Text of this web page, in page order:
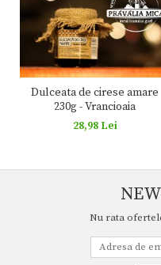
Dulceata de cirese amare
230g - Vrancioaia
28,98 Lei
Nu rata